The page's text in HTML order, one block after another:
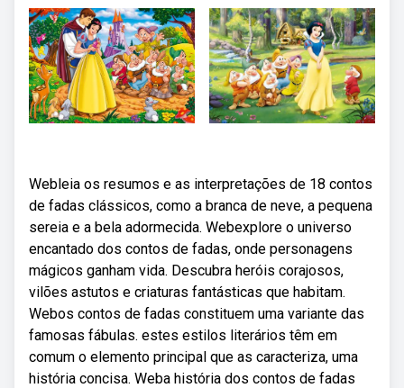
Webleia os resumos e as interpretações de 18 contos
de fadas clássicos, como a branca de neve, a pequena
sereia e a bela adormecida. Webexplore o universo
encantado dos contos de fadas, onde personagens
mágicos ganham vida. Descubra heróis corajosos,
vilões astutos e criaturas fantásticas que habitam.
Webos contos de fadas constituem uma variante das
famosas fábulas. estes estilos literários têm em
comum o elemento principal que as caracteriza, uma
história concisa. Weba história dos contos de fadas